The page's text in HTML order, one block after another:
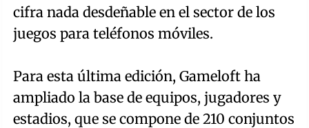
cifra nada desdeñable en el sector de los
juegos para teléfonos móviles.
Para esta última edición, Gameloft ha
ampliado la base de equipos, jugadores y
estadios, que se compone de 210 conjuntos